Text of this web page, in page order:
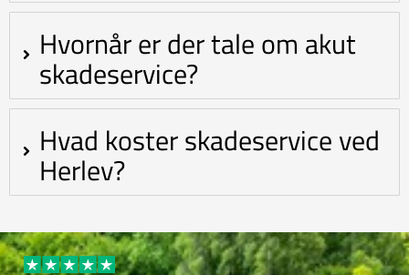
Hvornår er der tale om akut
skadeservice?
Hvad koster skadeservice ved
Herlev?